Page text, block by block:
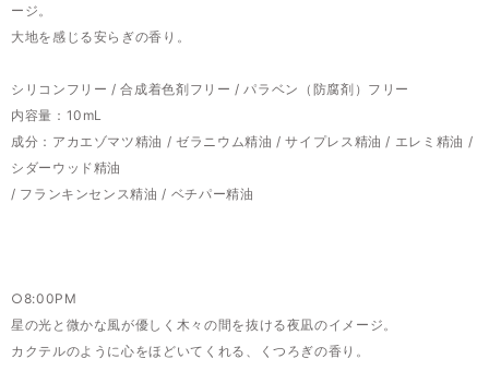
ージ。
大地を感じる安らぎの香り。
シリコンフリー / 合成着色剤フリー / パラベン（防腐剤）フリー
内容量：10mL
成分：アカエゾマツ精油 / ゼラニウム精油 / サイプレス精油 / エレミ精油 /
シダーウッド精油
/ フランキンセンス精油 / ベチパー精油
○8:00PM
星の光と微かな風が優しく木々の間を抜ける夜凪のイメージ。
カクテルのように心をほどいてくれる、くつろぎの香り。